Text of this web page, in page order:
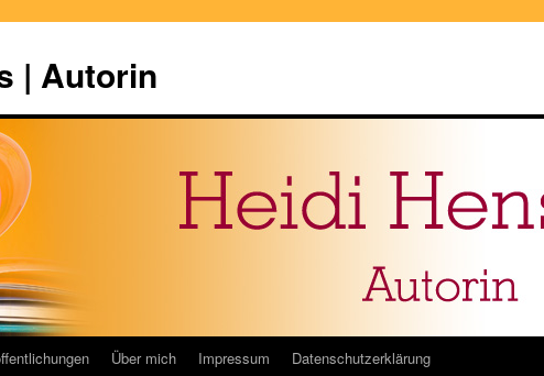
| Autorin
Über mich Impressum Datenschutzerklärung